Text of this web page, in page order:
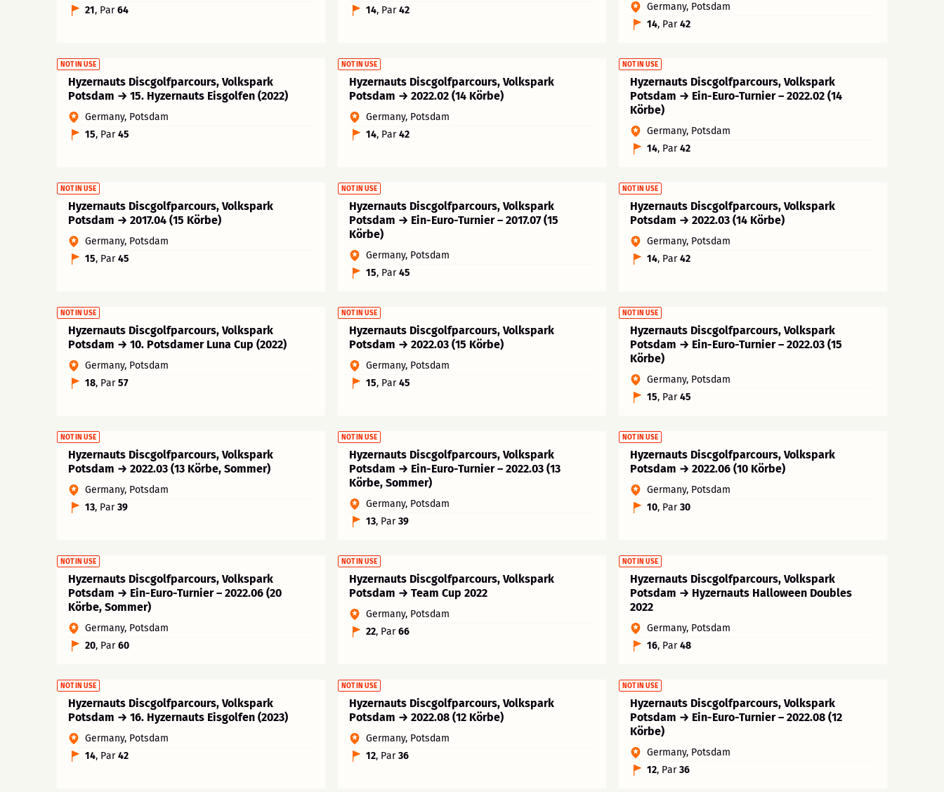
21, Par64
14, Par42
Germany, Potsdam
14, Par42
Hyzernauts Discgolfparcours, Volkspark
Potsdam → 15. Hyzernauts Eisgolfen (2022)
NOT IN USE
Germany, Potsdam
15, Par45
Hyzernauts Discgolfparcours, Volkspark
Potsdam → 2022.02 (14 Körbe)
NOT IN USE
Germany, Potsdam
14, Par42
Hyzernauts Discgolfparcours, Volkspark
Potsdam → Ein-Euro-Turnier – 2022.02 (14
Körbe)
NOT IN USE
Germany, Potsdam
14, Par42
Hyzernauts Discgolfparcours, Volkspark
Potsdam → 2017.04 (15 Körbe)
NOT IN USE
Germany, Potsdam
15, Par45
Hyzernauts Discgolfparcours, Volkspark
Potsdam → Ein-Euro-Turnier – 2017.07 (15
Körbe)
NOT IN USE
Germany, Potsdam
15, Par45
Hyzernauts Discgolfparcours, Volkspark
Potsdam → 2022.03 (14 Körbe)
NOT IN USE
Germany, Potsdam
14, Par42
Hyzernauts Discgolfparcours, Volkspark
Potsdam → 10. Potsdamer Luna Cup (2022)
NOT IN USE
Germany, Potsdam
18, Par57
Hyzernauts Discgolfparcours, Volkspark
Potsdam → 2022.03 (15 Körbe)
NOT IN USE
Germany, Potsdam
15, Par45
Hyzernauts Discgolfparcours, Volkspark
Potsdam → Ein-Euro-Turnier – 2022.03 (15
Körbe)
NOT IN USE
Germany, Potsdam
15, Par45
Hyzernauts Discgolfparcours, Volkspark
Potsdam → 2022.03 (13 Körbe, Sommer)
NOT IN USE
Germany, Potsdam
13, Par39
Hyzernauts Discgolfparcours, Volkspark
Potsdam → Ein-Euro-Turnier – 2022.03 (13
Körbe, Sommer)
NOT IN USE
Germany, Potsdam
13, Par39
Hyzernauts Discgolfparcours, Volkspark
Potsdam → 2022.06 (10 Körbe)
NOT IN USE
Germany, Potsdam
10, Par30
Hyzernauts Discgolfparcours, Volkspark
Potsdam → Ein-Euro-Turnier – 2022.06 (20
Körbe, Sommer)
NOT IN USE
Germany, Potsdam
20, Par60
Hyzernauts Discgolfparcours, Volkspark
Potsdam → Team Cup 2022
NOT IN USE
Germany, Potsdam
22, Par66
Hyzernauts Discgolfparcours, Volkspark
Potsdam → Hyzernauts Halloween Doubles
2022
NOT IN USE
Germany, Potsdam
16, Par48
Hyzernauts Discgolfparcours, Volkspark
Potsdam → 16. Hyzernauts Eisgolfen (2023)
NOT IN USE
Germany, Potsdam
14, Par42
Hyzernauts Discgolfparcours, Volkspark
Potsdam → 2022.08 (12 Körbe)
NOT IN USE
Germany, Potsdam
12, Par36
Hyzernauts Discgolfparcours, Volkspark
Potsdam → Ein-Euro-Turnier – 2022.08 (12
Körbe)
NOT IN USE
Germany, Potsdam
12, Par36